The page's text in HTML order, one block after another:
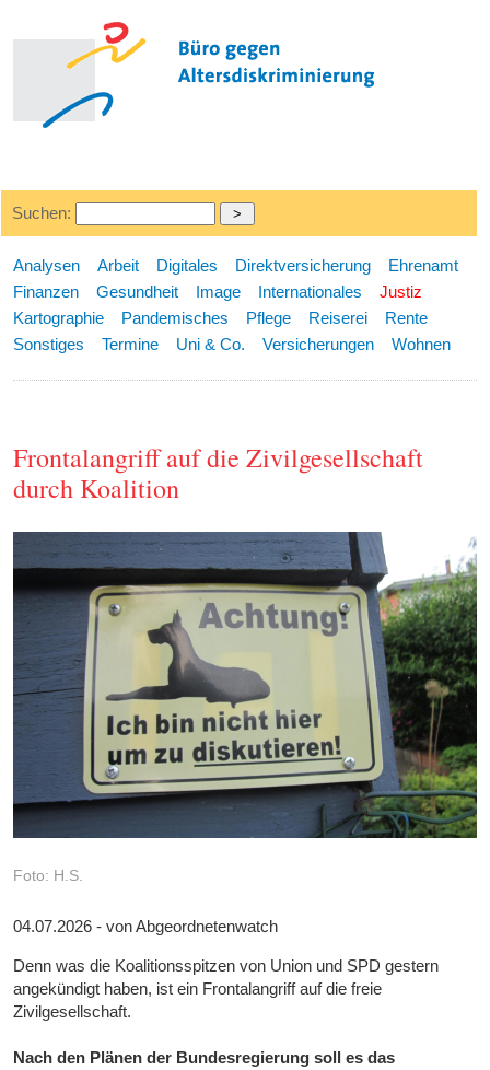
Suchen:
Analysen Arbeit Digitales Direktversicherung
Ehrenamt
Finanzen
Gesundheit Image Internationales
Justiz
Kartographie
Pandemisches Pflege Reiserei
Rente
Sonstiges
Termine Uni & Co. Versicherungen Wohnen
Frontalangriff auf die Zivilgesellschaft
durch Koalition
Foto: H.S.
04.07.2026 - von Abgeordnetenwatch
Denn was die Koalitionsspitzen von Union und SPD gestern
angekündigt haben, ist ein Frontalangriff auf die freie
Zivilgesellschaft.
Nach den Plänen der Bundesregierung soll es das